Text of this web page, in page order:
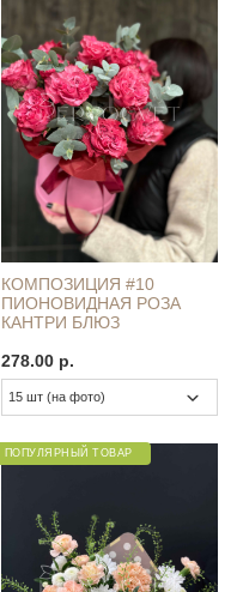
КОМПОЗИЦИЯ #10
ПИОНОВИДНАЯ РОЗА
КАНТРИ БЛЮЗ
278.00 р.
ПОПУЛЯРНЫЙ ТОВАР